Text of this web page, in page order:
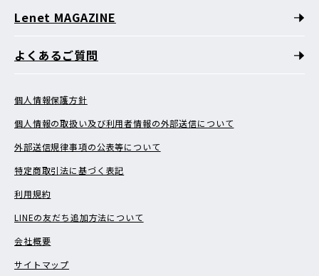
Lenet MAGAZINE
よくあるご質問
個人情報保護方針
個人情報の取扱い及び利用者情報の外部送信について
外部送信規律事項の公表等について
特定商取引法に基づく表記
利用規約
LINEの友だち追加方法について
会社概要
サイトマップ